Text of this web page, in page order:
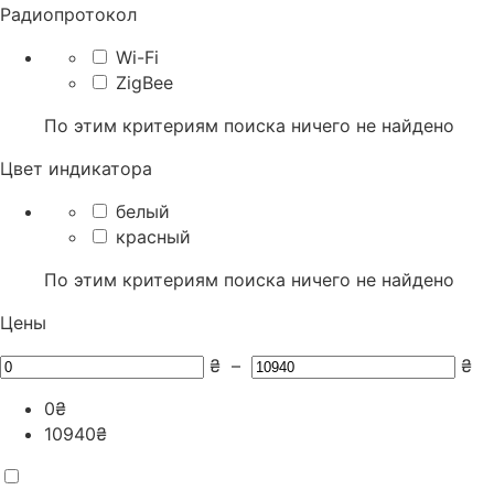
Радиопротокол
Wi-Fi
ZigBee
По этим критериям поиска ничего не найдено
Цвет индикатора
белый
красный
По этим критериям поиска ничего не найдено
Цены
₴ –
₴
0₴
10940₴